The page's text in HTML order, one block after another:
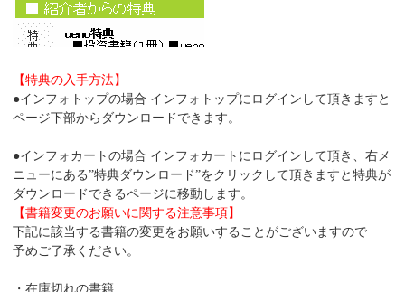
【特典の入手方法】
●インフォトップの場合 インフォトップにログインして頂きますと
ページ下部からダウンロードできます。
●インフォカートの場合 インフォカートにログインして頂き、右メ
ニューにある”特典ダウンロード”をクリックして頂きますと特典が
ダウンロードできるページに移動します。
【書籍変更のお願いに関する注意事項】
下記に該当する書籍の変更をお願いすることがございますので
予めご了承ください。
・在庫切れの書籍